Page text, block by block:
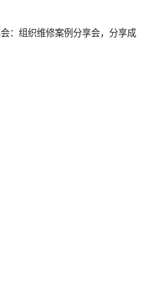
：组织维修案例分享会，分享成